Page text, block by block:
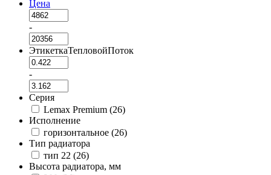
Цена
-
ЭтикеткаТепловойПоток
-
Серия
Lemax Premium (26)
Исполнение
горизонтальное (26)
Тип радиатора
тип 22 (26)
Высота радиатора, мм